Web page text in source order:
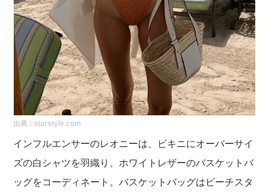
出典 : starstyle.com
インフルエンサーのレオニーは、ビキニにオーバーサイ
ズの白シャツを羽織り、ホワイトレザーのバスケットバ
ッグをコーディネート。バスケットバッグはビーチスタ